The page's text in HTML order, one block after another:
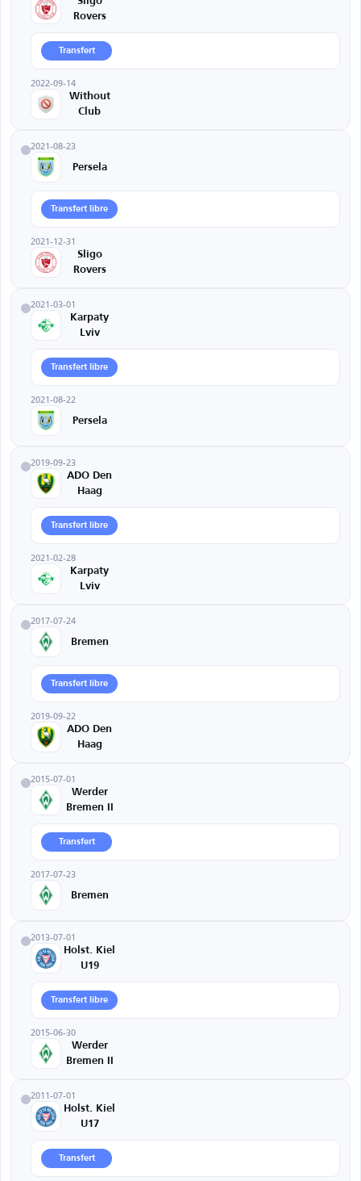
Rovers
Transfert
2022-09-14
Without
Club
2021-08-23
Persela
Transfert libre
2021-12-31
Sligo
Rovers
2021-03-01
Karpaty
Lviv
Transfert libre
2021-08-22
Persela
2019-09-23
ADO Den
Haag
Transfert libre
2021-02-28
Karpaty
Lviv
2017-07-24
Bremen
Transfert libre
2019-09-22
ADO Den
Haag
2015-07-01
Werder
Bremen II
Transfert
2017-07-23
Bremen
2013-07-01
Holst. Kiel
U19
Transfert libre
2015-06-30
Werder
Bremen II
2011-07-01
Holst. Kiel
U17
Transfert